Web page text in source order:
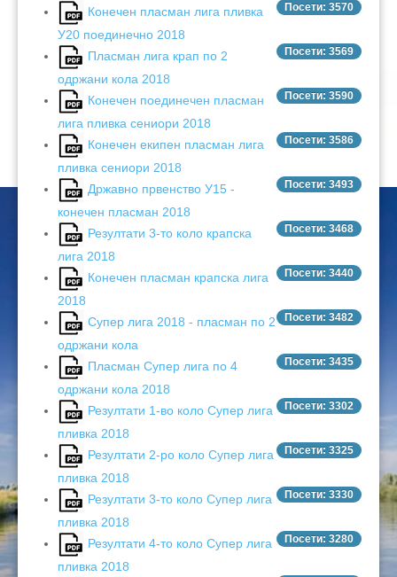
Посети: 3570
Конечен пласман лига пливка
У20 поединечно 2018
Посети: 3569
Пласман лига крап по 2
одржани кола 2018
Посети: 3590
Конечен поединечен пласман
лига пливка сениори 2018
Посети: 3586
Конечен екипен пласман лига
пливка сениори 2018
Посети: 3493
Државно првенство У15 -
конечен пласман 2018
Посети: 3468
Резултати 3-то коло крапска
лига 2018
Посети: 3440
Конечен пласман крапска лига
2018
Посети: 3482
Супер лига 2018 - пласман по 2
одржани кола
Посети: 3435
Пласман Супер лига по 4
одржани кола 2018
Посети: 3302
Резултати 1-во коло Супер лига
пливка 2018
Посети: 3325
Резултати 2-ро коло Супер лига
пливка 2018
Посети: 3330
Резултати 3-то коло Супер лига
пливка 2018
Посети: 3280
Резултати 4-то коло Супер лига
пливка 2018